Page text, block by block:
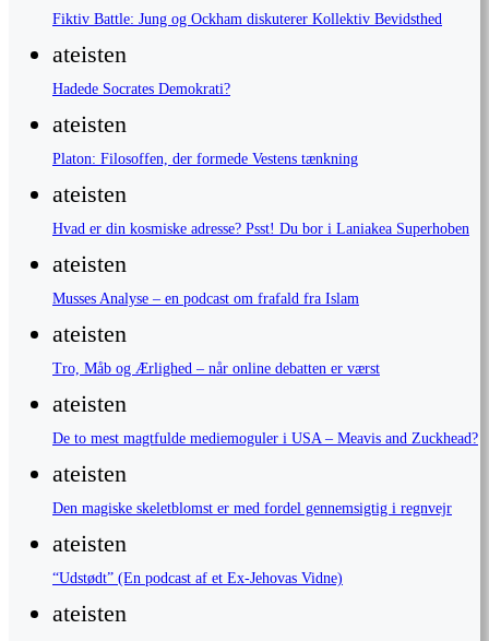
Fiktiv Battle: Jung og Ockham diskuterer Kollektiv Bevidsthed
ateisten
Hadede Socrates Demokrati?
ateisten
Platon: Filosoffen, der formede Vestens tænkning
ateisten
Hvad er din kosmiske adresse? Psst! Du bor i Laniakea Superhoben
ateisten
Musses Analyse – en podcast om frafald fra Islam
ateisten
Tro, Måb og Ærlighed – når online debatten er værst
ateisten
De to mest magtfulde mediemoguler i USA – Meavis and Zuckhead?
ateisten
Den magiske skeletblomst er med fordel gennemsigtig i regnvejr
ateisten
“Udstødt” (En podcast af et Ex-Jehovas Vidne)
ateisten